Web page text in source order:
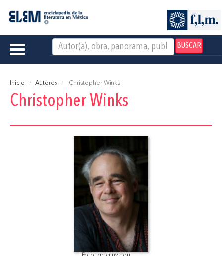
BUSCAR
Toggle
Inicio Autores Christopher Winks
Christopher Winks